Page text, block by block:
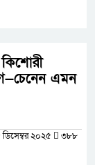
এমন
২০২৫
৩৮৮